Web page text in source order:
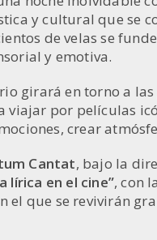
y cultural que se
de velas se
y emotiva.
girará en torno a
viajar por películas
crear
Cantat, bajo la
lírica en el cine”, con
el que se revivirán